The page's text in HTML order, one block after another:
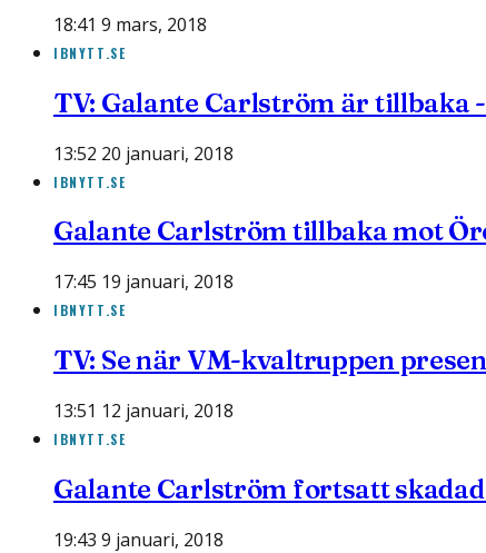
18:41 9 mars, 2018
IBNYTT.SE
TV: Galante Carlström är
13:52 20 januari, 2018
IBNYTT.SE
Galante Carlström tillbaka mot
17:45 19 januari, 2018
IBNYTT.SE
TV: Se när VM-kvaltruppen
13:51 12 januari, 2018
IBNYTT.SE
Galante Carlström fortsatt
19:43 9 januari, 2018